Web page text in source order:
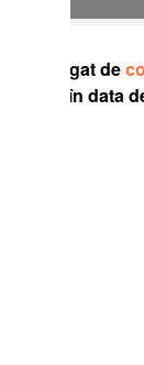
data de